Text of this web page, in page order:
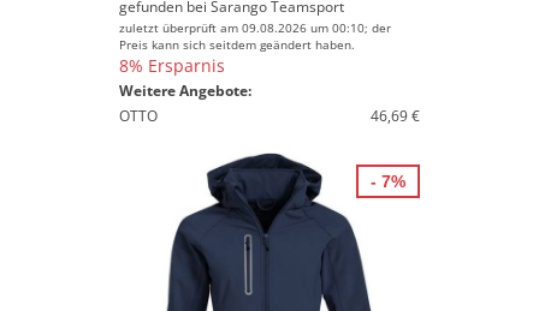
gefunden bei Sarango Teamsport
zuletzt überprüft am 09.08.2026 um 00:10; der
Preis kann sich seitdem geändert haben.
8% Ersparnis
Weitere Angebote:
OTTO
46,69 €
- 7%